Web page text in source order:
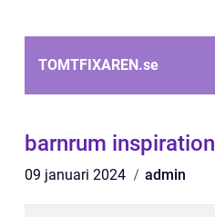
TOMTFIXAREN.se
barnrum
09 januari 2024 admin